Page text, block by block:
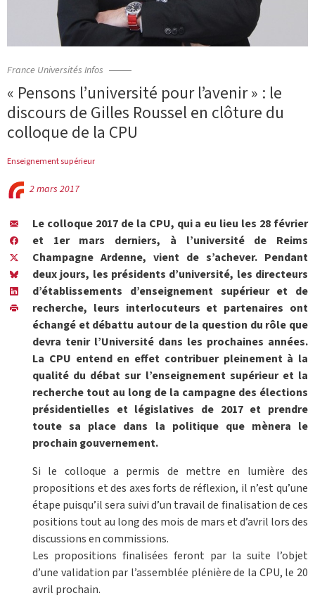
France Universités Infos
« Pensons l’université pour l’avenir » : le
discours de Gilles Roussel en clôture du
colloque de la CPU
Enseignement supérieur
2 mars 2017
Le colloque 2017 de la CPU, qui a eu lieu les 28 février
et 1er mars derniers, à l’université de Reims
Champagne Ardenne, vient de s’achever. Pendant
deux jours, les présidents d’université, les directeurs
d’établissements d’enseignement supérieur et de
recherche, leurs interlocuteurs et partenaires ont
échangé et débattu autour de la question du rôle que
devra tenir l’Université dans les prochaines années.
La CPU entend en effet contribuer pleinement à la
qualité du débat sur l’enseignement supérieur et la
recherche tout au long de la campagne des élections
présidentielles et législatives de 2017 et prendre
toute sa place dans la politique que mènera le
prochain gouvernement.
Si le colloque a permis de mettre en lumière des
propositions et des axes forts de réflexion, il n’est qu’une
étape puisqu’il sera suivi d’un travail de finalisation de ces
positions tout au long des mois de mars et d’avril lors des
discussions en commissions.
Les propositions finalisées feront par la suite l’objet
d’une validation par l’assemblée plénière de la CPU, le 20
avril prochain.